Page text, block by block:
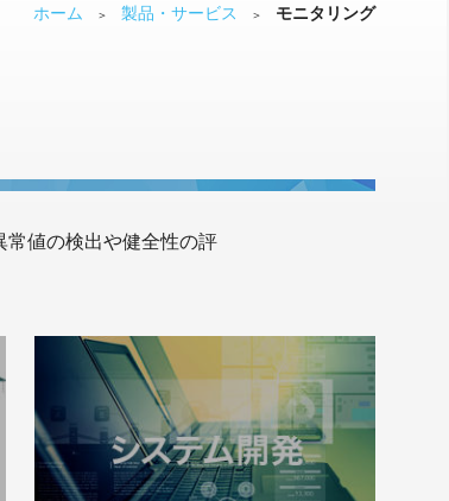
ホーム ＞ 製品・サービス ＞ モニタリング
値の検出や健全性の評